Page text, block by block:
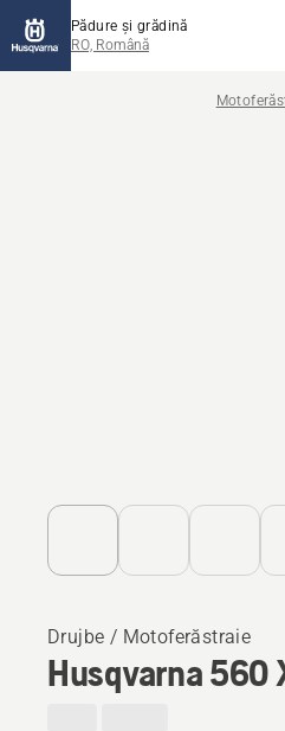
Pădure și grădină
RO, Română
Drujbe / Motoferăstraie
Husqvarna 560